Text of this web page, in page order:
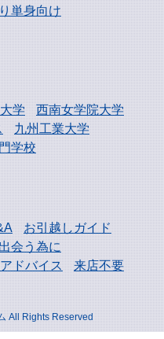
単身向け
学
西南女学院大学
九州工業大学
学校
お引越しガイド
会う為に
ドバイス
来店不要
All Rights Reserved